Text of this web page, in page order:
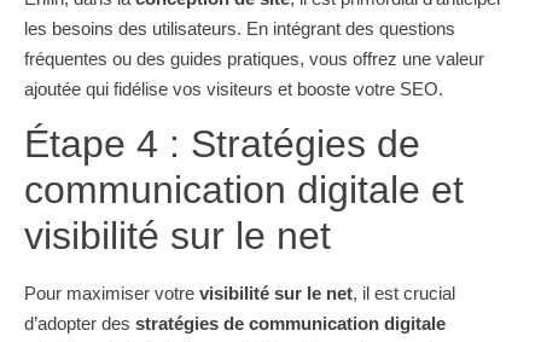
les besoins des utilisateurs. En intégrant des questions
fréquentes ou des guides pratiques, vous offrez une valeur
ajoutée qui fidélise vos visiteurs et booste votre SEO.
Étape 4 : Stratégies de
communication digitale et
visibilité sur le net
Pour maximiser votre visibilité sur le net, il est crucial
d’adopter des stratégies de communication digitale